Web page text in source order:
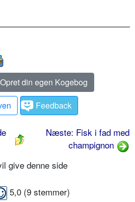
Opret din egen Kogebog
Feedback
Næste: Fisk i fad med
champignon
give denne side
5,0 (9 stemmer)